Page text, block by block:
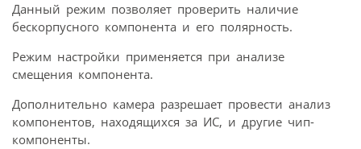
Данный режим позволяет проверить наличие
бескорпусного компонента и его полярность.
Режим настройки применяется при анализе
смещения компонента.
Дополнительно камера разрешает провести анализ
компонентов, находящихся за ИС, и другие чип-
компоненты.